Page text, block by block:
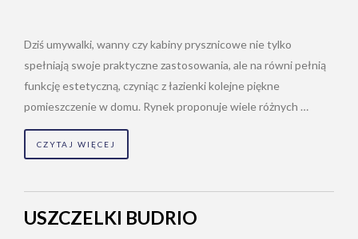
Dziś umywalki, wanny czy kabiny prysznicowe nie tylko
spełniają swoje praktyczne zastosowania, ale na równi pełnią
funkcję estetyczną, czyniąc z łazienki kolejne piękne
pomieszczenie w domu. Rynek proponuje wiele różnych …
CZYTAJ WIĘCEJ
USZCZELKI BUDRIO